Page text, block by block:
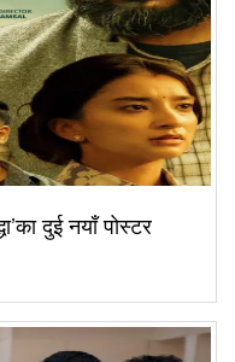
दुई नयाँ पोस्टर